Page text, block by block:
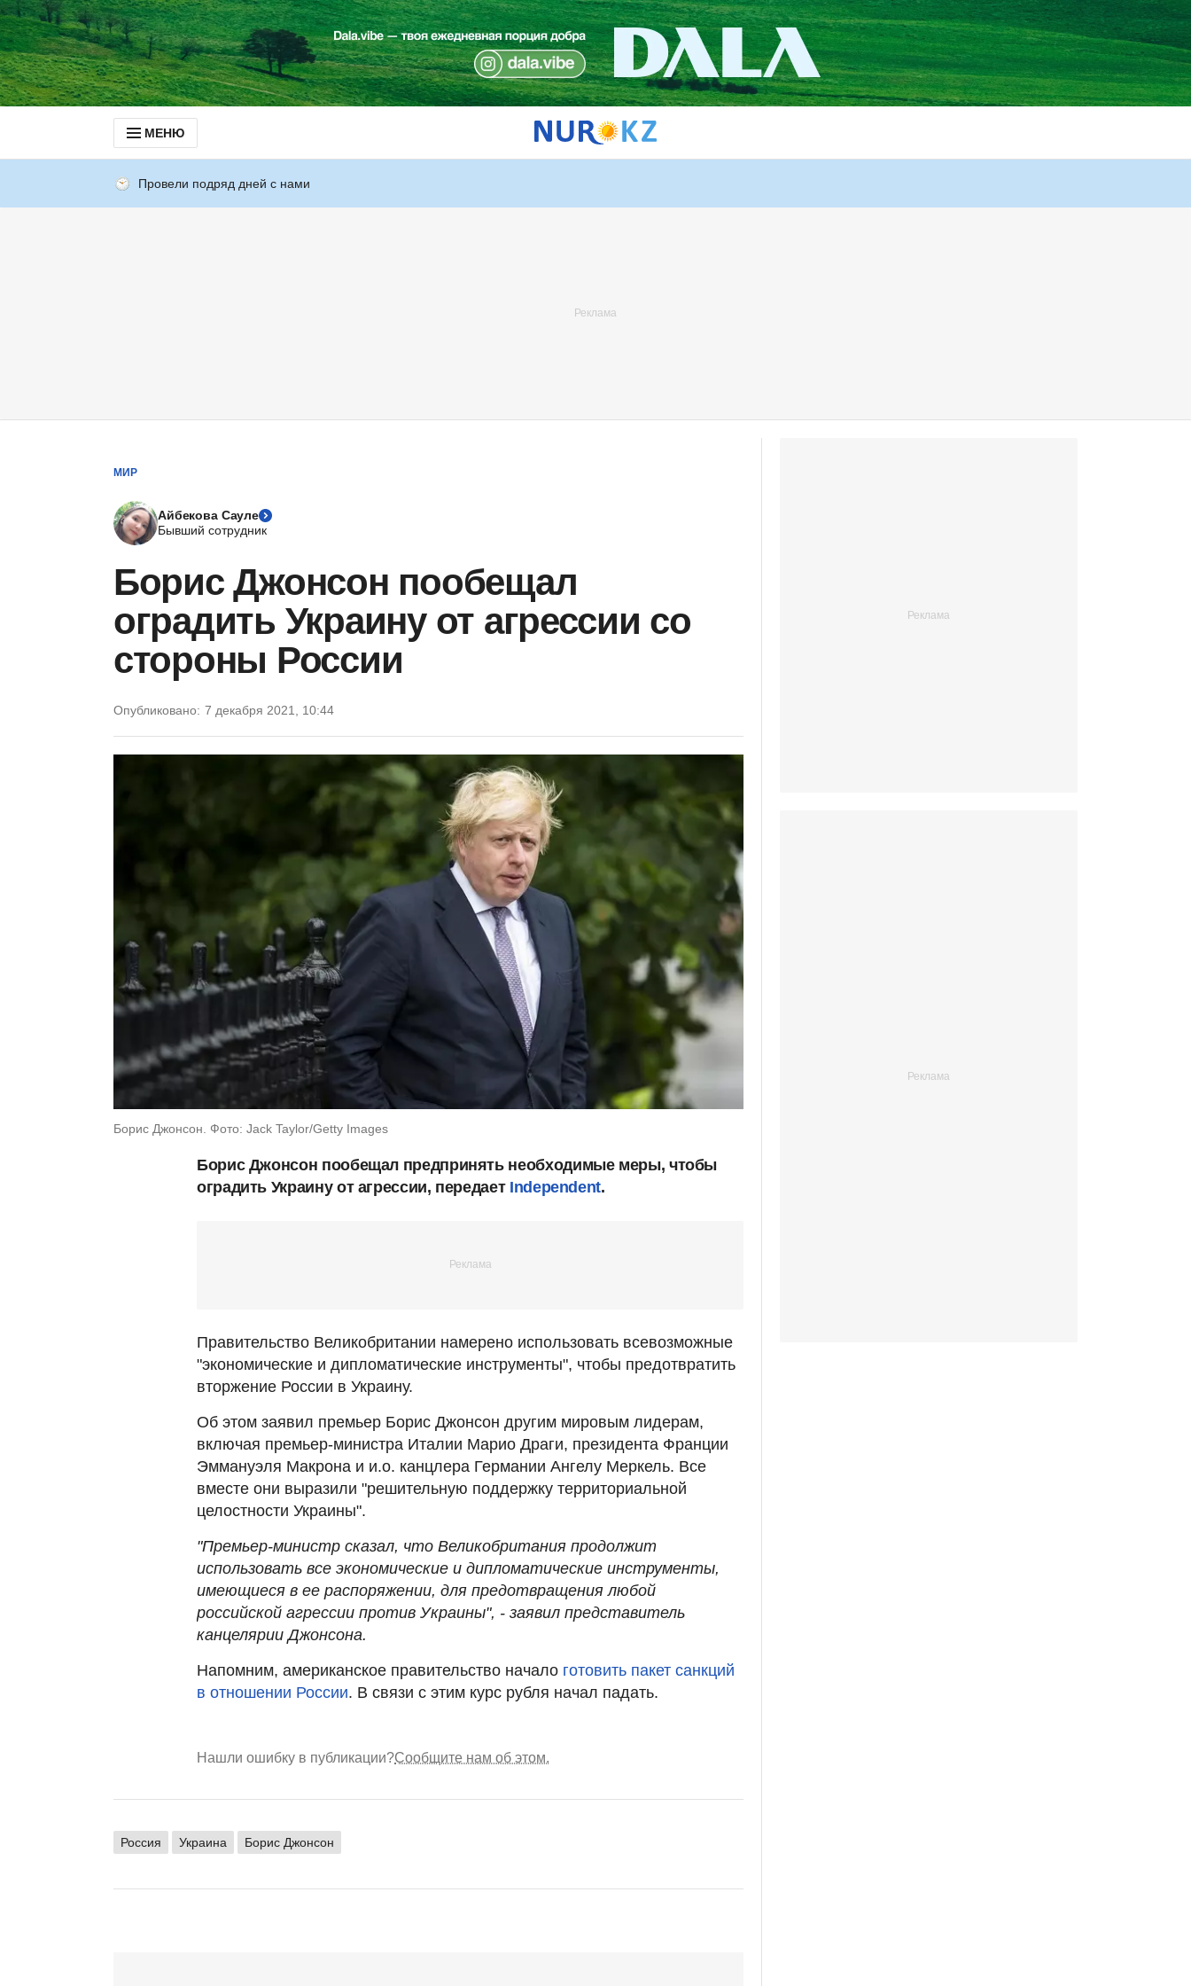
МЕНЮ
Провели подряд дней с нами
МИР
Айбекова Сауле
Бывший сотрудник
Борис Джонсон пообещал
оградить Украину от агрессии со
стороны России
Опубликовано: 7 декабря 2021, 10:44
Борис Джонсон. Фото: Jack Taylor/Getty Images
Борис Джонсон пообещал предпринять необходимые меры, чтобы
оградить Украину от агрессии, передает Independent.
Правительство Великобритании намерено использовать всевозможные
"экономические и дипломатические инструменты", чтобы предотвратить
вторжение России в Украину.
Об этом заявил премьер Борис Джонсон другим мировым лидерам,
включая премьер-министра Италии Марио Драги, президента Франции
Эммануэля Макрона и и.о. канцлера Германии Ангелу Меркель. Все
вместе они выразили "решительную поддержку территориальной
целостности Украины".
"Премьер-министр сказал, что Великобритания продолжит
использовать все экономические и дипломатические инструменты,
имеющиеся в ее распоряжении, для предотвращения любой
российской агрессии против Украины", - заявил представитель
канцелярии Джонсона.
Напомним, американское правительство начало готовить пакет санкций
в отношении России. В связи с этим курс рубля начал падать.
Нашли ошибку в публикации?Сообщите нам об этом.
Россия Украина Борис Джонсон